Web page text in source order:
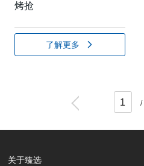
烤抢
了解更多
1 /
关于臻选